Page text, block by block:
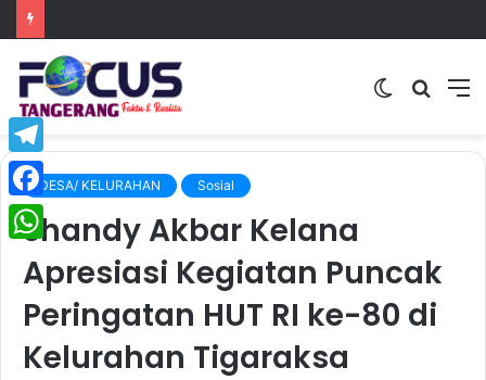
Switch
DESA/ KELURAHAN Sosial
Shandy Akbar Kelana
Apresiasi Kegiatan Puncak
Peringatan HUT RI ke-80 di
Kelurahan Tigaraksa
Telegram
Facebook